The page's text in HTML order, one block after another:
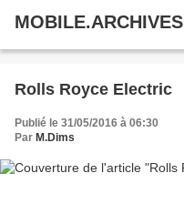
MOBILE.ARCHIVES
Rolls Royce Electric
Publié le 31/05/2016 à 06:30
Par M.Dims